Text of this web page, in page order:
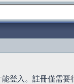
登入。註冊僅需要